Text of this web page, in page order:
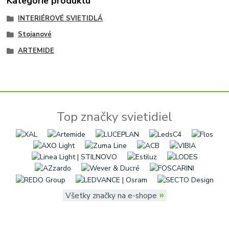
INTERIÉROVÉ SVIETIDLÁ
Stojanové
ARTEMIDE
Top značky svietidiel
Všetky značky na e-shope »